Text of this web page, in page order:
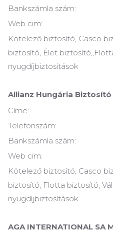
Bankszámla szám:
Web cim:
Kötelező biztosító, Casco
biztosító, Élet
nyugdíjbiztosítások
Allianz Hungária
Címe:
Telefonszám:
Bankszámla szám:
Web cim:
Kötelező biztosító, Casco
biztosító, Flotta biztosító,
nyugdíjbiztosítások
AGA INTERNATIONAL